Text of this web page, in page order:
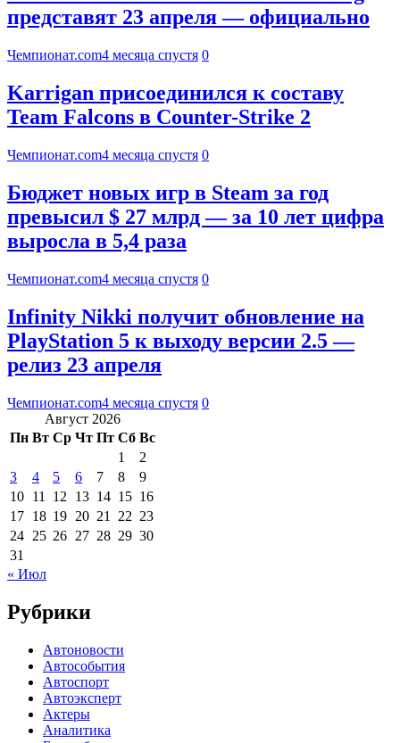
представят 23 апреля — официально
Чемпионат.com4 месяца спустя 0
Karrigan присоединился к составу
Team Falcons в Counter-Strike 2
Чемпионат.com4 месяца спустя 0
Бюджет новых игр в Steam за год
превысил $ 27 млрд — за 10 лет цифра
выросла в 5,4 раза
Чемпионат.com4 месяца спустя 0
Infinity Nikki получит обновление на
PlayStation 5 к выходу версии 2.5 —
релиз 23 апреля
Чемпионат.com4 месяца спустя 0
Август 2026
Пн Вт Ср Чт Пт Сб Вс
1
2
3
4 5 6 7 8
9
10 11 12 13 14 15 16
17 18 19 20 21 22 23
24 25 26 27 28 29 30
31
« Июл
Рубрики
Автоновости
Автособытия
Автоспорт
Автоэксперт
Актеры
Аналитика